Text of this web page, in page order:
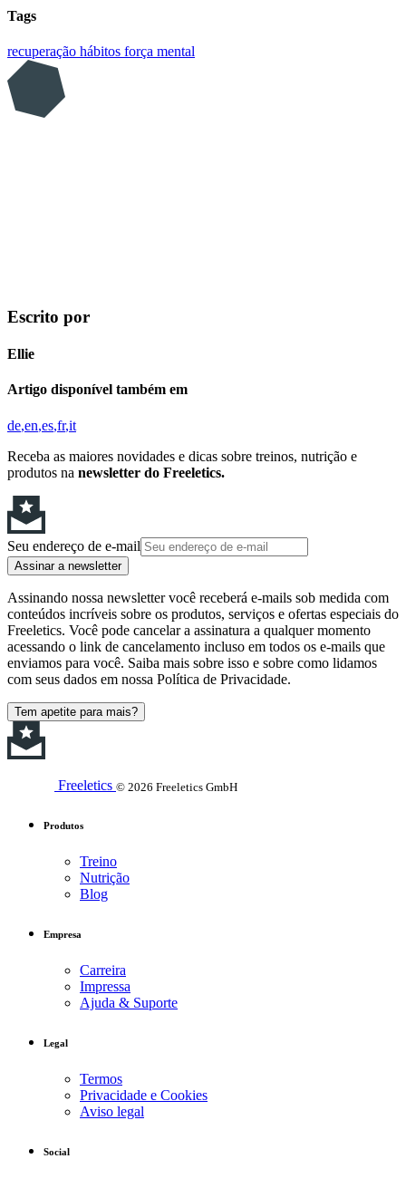
Tags
recuperação hábitos força mental
Escrito por
Ellie
Artigo disponível também em
de en es fr it
Receba as maiores novidades e dicas sobre treinos, nutrição e
produtos na newsletter do Freeletics.
Seu endereço de e-mail
Assinar a newsletter
Assinando nossa newsletter você receberá e-mails sob medida com
conteúdos incríveis sobre os produtos, serviços e ofertas especiais do
Freeletics. Você pode cancelar a assinatura a qualquer momento
acessando o link de cancelamento incluso em todos os e-mails que
enviamos para você. Saiba mais sobre isso e sobre como lidamos
com seus dados em nossa Política de Privacidade.
Tem apetite para mais?
Freeletics © 2026 Freeletics GmbH
Produtos
Treino
Nutrição
Blog
Empresa
Carreira
Impressa
Ajuda & Suporte
Legal
Termos
Privacidade e Cookies
Aviso legal
Social